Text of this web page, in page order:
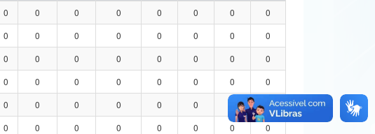
0 0 0 0 0 0 0
0
0 0 0 0 0 0 0
0
0 0 0 0 0 0 0
0
0 0 0 0 0 0 0
0
0 0 0 0 0 0
0
0 0 0 0 0 0 0
0